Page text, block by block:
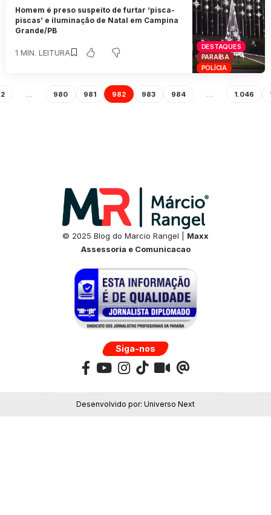
DESTAQUES
PARAÍBA
POLÍCIA
Homem é preso suspeito de furtar ‘pisca-
piscas’ e iluminação de Natal em Campina
Grande/PB
1 MIN. LEITURA
2 980 981 982 983 984 1.046
© 2025 Blog do Marcio Rangel | Maxx
Assessoria e Comunicacao
Siga-nos
Desenvolvido por: Universo Next